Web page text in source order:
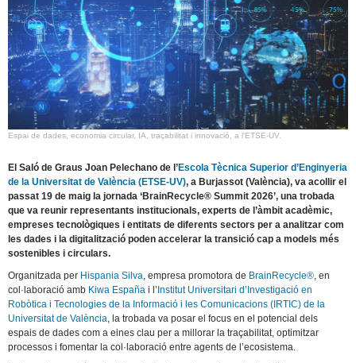
Espai de dades, economia circular, IA, traçabilitat i innovació, a l'ETSE-UV.
El Saló de Graus Joan Pelechano de l’Escola Tècnica Superior d’Enginyeria
de la Universitat de València (ETSE-UV), a Burjassot (València), va acollir el
passat 19 de maig la jornada ‘BrainRecycle® Summit 2026’, una trobada
que va reunir representants institucionals, experts de l’àmbit acadèmic,
empreses tecnològiques i entitats de diferents sectors per a analitzar com
les dades i la digitalització poden accelerar la transició cap a models més
sostenibles i circulars.
Organitzada per Hispania Silva, empresa promotora de BrainRecycle®, en
col·laboració amb Kiwa España i l’ Institut Universitari d’Investigació en
Robòtica i Tecnologies de la Informació i les Comunicacions (IRTIC) de la
Universitat de València, la trobada va posar el focus en el potencial dels
espais de dades com a eines clau per a millorar la traçabilitat, optimitzar
processos i fomentar la col·laboració entre agents de l’ecosistema.